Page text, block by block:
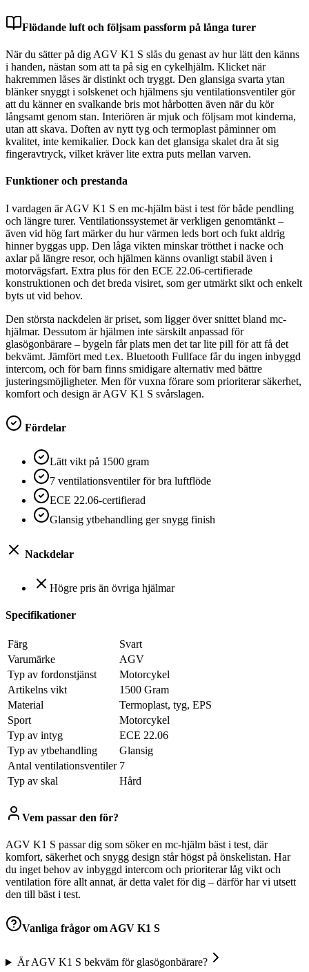
Flödande luft och följsam passform på långa turer
När du sätter på dig AGV K1 S slås du genast av hur lätt den känns
i handen, nästan som att ta på sig en cykelhjälm. Klicket när
hakremmen låses är distinkt och tryggt. Den glansiga svarta ytan
blänker snyggt i solskenet och hjälmens sju ventilationsventiler gör
att du känner en svalkande bris mot hårbotten även när du kör
långsamt genom stan. Interiören är mjuk och följsam mot kinderna,
utan att skava. Doften av nytt tyg och termoplast påminner om
kvalitet, inte kemikalier. Dock kan det glansiga skalet dra åt sig
fingeravtryck, vilket kräver lite extra puts mellan varven.
Funktioner och prestanda
I vardagen är AGV K1 S en mc-hjälm bäst i test för både pendling
och längre turer. Ventilationssystemet är verkligen genomtänkt –
även vid hög fart märker du hur värmen leds bort och fukt aldrig
hinner byggas upp. Den låga vikten minskar trötthet i nacke och
axlar på längre resor, och hjälmen känns ovanligt stabil även i
motorvägsfart. Extra plus för den ECE 22.06-certifierade
konstruktionen och det breda visiret, som ger utmärkt sikt och enkelt
byts ut vid behov.
Den största nackdelen är priset, som ligger över snittet bland mc-
hjälmar. Dessutom är hjälmen inte särskilt anpassad för
glasögonbärare – bygeln får plats men det tar lite pill för att få det
bekvämt. Jämfört med t.ex. Bluetooth Fullface får du ingen inbyggd
intercom, och för barn finns smidigare alternativ med bättre
justeringsmöjligheter. Men för vuxna förare som prioriterar säkerhet,
komfort och design är AGV K1 S svårslagen.
Fördelar
Lätt vikt på 1500 gram
7 ventilationsventiler för bra luftflöde
ECE 22.06-certifierad
Glansig ytbehandling ger snygg finish
Nackdelar
Högre pris än övriga hjälmar
Specifikationer
Färg
Svart
Varumärke
AGV
Typ av fordonstjänst
Motorcykel
Artikelns vikt
1500 Gram
Material
Termoplast, tyg, EPS
Sport
Motorcykel
Typ av intyg
ECE 22.06
Typ av ytbehandling
Glansig
Antal ventilationsventiler 7
Typ av skal
Hård
Vem passar den för?
AGV K1 S passar dig som söker en mc-hjälm bäst i test, där
komfort, säkerhet och snygg design står högst på önskelistan. Har
du inget behov av inbyggd intercom och prioriterar låg vikt och
ventilation före allt annat, är detta valet för dig – därför har vi utsett
den till bäst i test.
Vanliga frågor om AGV K1 S
Är AGV K1 S bekväm för glasögonbärare?